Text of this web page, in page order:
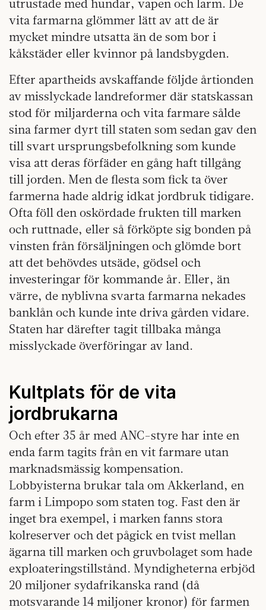
utrustade med hundar, vapen och larm. De
vita farmarna glömmer lätt av att de är
mycket mindre utsatta än de som bor i
kåkstäder eller kvinnor på landsbygden.
Efter apartheids avskaffande följde årtionden
av misslyckade landreformer där statskassan
stod för miljarderna och vita farmare sålde
sina farmer dyrt till staten som sedan gav den
till svart ursprungsbefolkning som kunde
visa att deras förfäder en gång haft tillgång
till jorden. Men de flesta som fick ta över
farmerna hade aldrig idkat jordbruk tidigare.
Ofta föll den oskördade frukten till marken
och ruttnade, eller så förköpte sig bonden på
vinsten från försäljningen och glömde bort
att det behövdes utsäde, gödsel och
investeringar för kommande år. Eller, än
värre, de nyblivna svarta farmarna nekades
banklån och kunde inte driva gården vidare.
Staten har därefter tagit tillbaka många
misslyckade överföringar av land.
Kultplats för de vita
jordbrukarna
Och efter 35 år med ANC-styre har inte en
enda farm tagits från en vit farmare utan
marknadsmässig kompensation.
Lobbyisterna brukar tala om Akkerland, en
farm i Limpopo som staten tog. Fast den är
inget bra exempel, i marken fanns stora
kolreserver och det pågick en tvist mellan
ägarna till marken och gruvbolaget som hade
exploateringstillstånd. Myndigheterna erbjöd
20 miljoner sydafrikanska rand (då
motsvarande 14 miljoner kronor) för farmen